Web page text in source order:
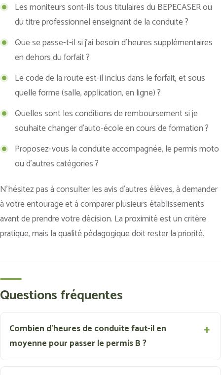
Les moniteurs sont-ils tous titulaires du BEPECASER ou
du titre professionnel enseignant de la conduite ?
Que se passe-t-il si j’ai besoin d’heures supplémentaires
en dehors du forfait ?
Le code de la route est-il inclus dans le forfait, et sous
quelle forme (salle, application, en ligne) ?
Quelles sont les conditions de remboursement si je
souhaite changer d’auto-école en cours de formation ?
Proposez-vous la conduite accompagnée, le permis moto
ou d’autres catégories ?
N’hésitez pas à consulter les avis d’autres élèves, à demander
à votre entourage et à comparer plusieurs établissements
avant de prendre votre décision. La proximité est un critère
pratique, mais la qualité pédagogique doit rester la priorité.
Questions fréquentes
Combien d'heures de conduite faut-il en
moyenne pour passer le permis B ?